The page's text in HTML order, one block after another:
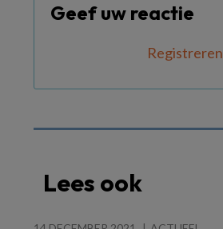
Geef uw reactie
Registreren
Lees ook